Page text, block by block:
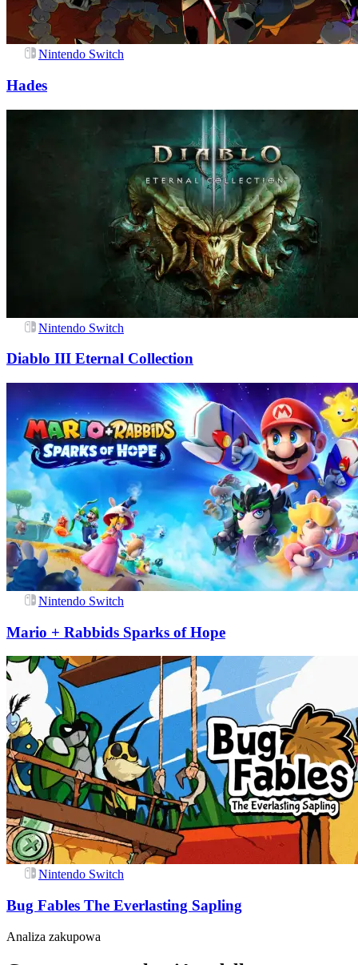
Nintendo Switch
Hades
Nintendo Switch
Diablo III Eternal Collection
Nintendo Switch
Mario + Rabbids Sparks of Hope
Nintendo Switch
Bug Fables The Everlasting Sapling
Analiza zakupowa